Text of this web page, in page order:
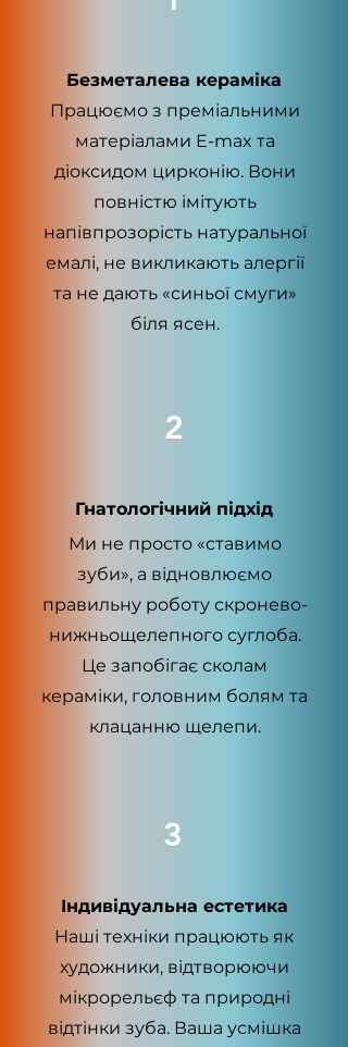
Безметалева кераміка
Працюємо з преміальними
матеріалами E-max та
діоксидом цирконію. Вони
повністю імітують
напівпрозорість натуральної
емалі, не викликають алергії
та не дають «синьої смуги»
біля ясен.
2
Гнатологічний підхід
Ми не просто «ставимо
зуби», а відновлюємо
правильну роботу скронево-
нижньощелепного суглоба.
Це запобігає сколам
кераміки, головним болям та
клацанню щелепи.
3
Індивідуальна естетика
Наші техніки працюють як
художники, відтворюючи
мікрорельєф та природні
відтінки зуба. Ваша усмішка